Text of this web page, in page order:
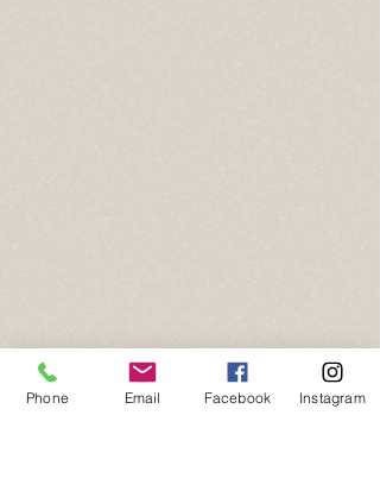
Phone Email Facebook Instagram